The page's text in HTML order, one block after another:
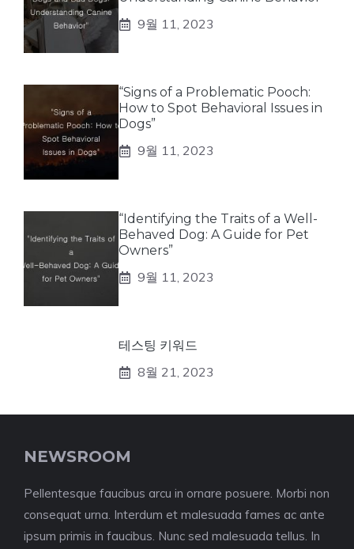
9월 11, 2023
“Signs of a Problematic Pooch:
How to Spot Behavioral Issues in
Dogs”
9월 11, 2023
“Identifying the Traits of a Well-
Behaved Dog: A Guide for Pet
Owners”
9월 11, 2023
테스팅 키워드
8월 21, 2023
NEWSROOM
Pellentesque faucibus arcu in ornare posuere. Morbi non
consequat urna. Interdum et malesuada fames ac ante
ipsum primis in faucibus. Nunc sed malesuada tellus. In